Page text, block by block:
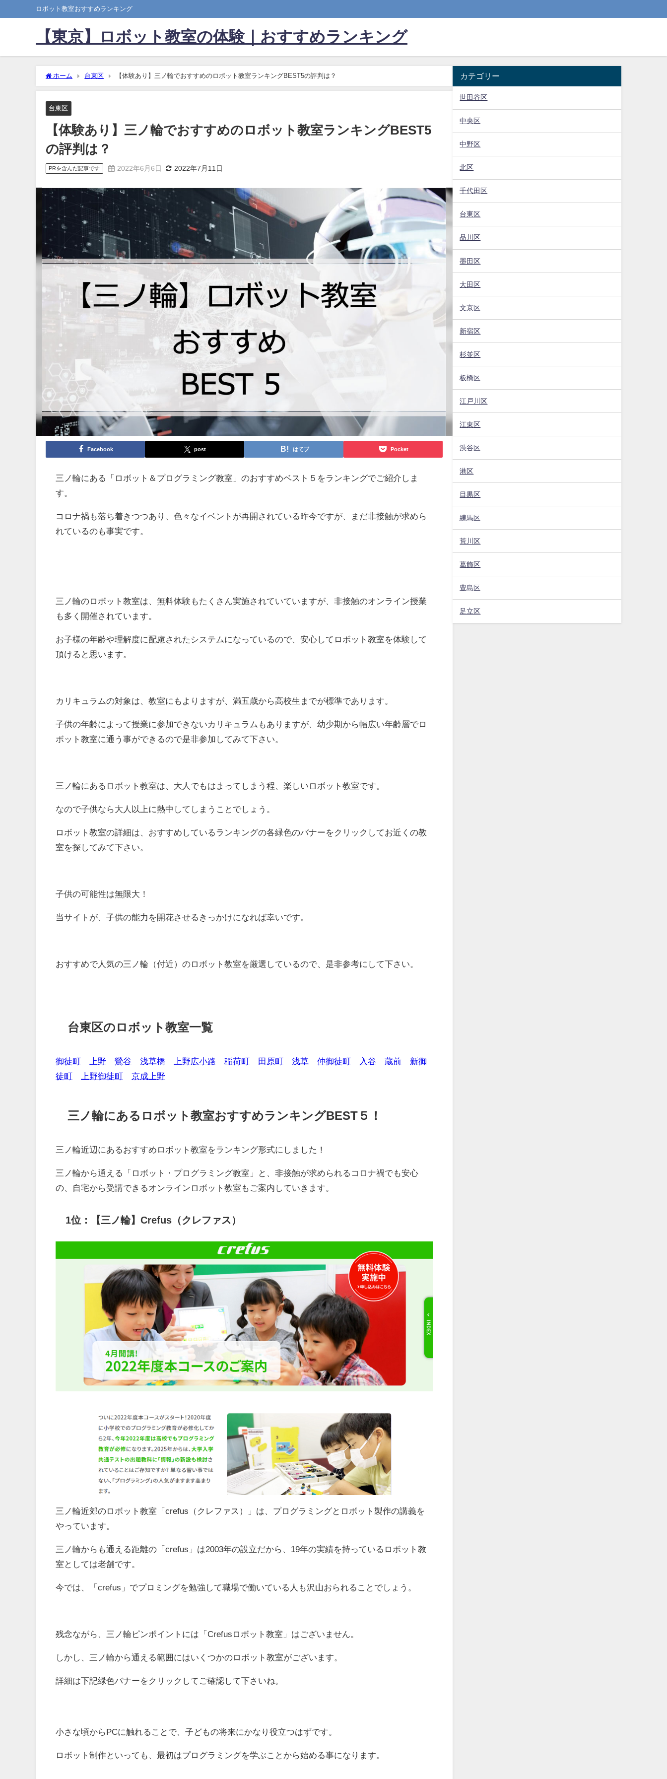
ロボット教室おすすめランキング
【東京】ロボット教室の体験｜おすすめランキング
ホーム 台東区 【体験あり】三ノ輪でおすすめのロボット教室ランキングBEST5の評判は？
台東区
【体験あり】三ノ輪でおすすめのロボット教室ランキングBEST5
の評判は？
PRを含んだ記事です 2022年6月6日 2022年7月11日
Facebook post はてブ Pocket
三ノ輪にある「ロボット＆プログラミング教室」のおすすめベスト５をランキングでご紹介しま
す。
コロナ禍も落ち着きつつあり、色々なイベントが再開されている昨今ですが、まだ非接触が求めら
れているのも事実です。
三ノ輪のロボット教室は、無料体験もたくさん実施されていていますが、非接触のオンライン授業
も多く開催されています。
お子様の年齢や理解度に配慮されたシステムになっているので、安心してロボット教室を体験して
頂けると思います。
カリキュラムの対象は、教室にもよりますが、満五歳から高校生までが標準であります。
子供の年齢によって授業に参加できないカリキュラムもありますが、幼少期から幅広い年齢層でロ
ボット教室に通う事ができるので是非参加してみて下さい。
三ノ輪にあるロボット教室は、大人でもはまってしまう程、楽しいロボット教室です。
なので子供なら大人以上に熱中してしまうことでしょう。
ロボット教室の詳細は、おすすめしているランキングの各緑色のバナーをクリックしてお近くの教
室を探してみて下さい。
子供の可能性は無限大！
当サイトが、子供の能力を開花させるきっかけになれば幸いです。
おすすめで人気の三ノ輪（付近）のロボット教室を厳選しているので、是非参考にして下さい。
台東区のロボット教室一覧
御徒町 上野 鶯谷 浅草橋 上野広小路 稲荷町 田原町 浅草 仲御徒町 入谷 蔵前
新御
徒町
上野御徒町 京成上野
三ノ輪にあるロボット教室おすすめランキングBEST５！
三ノ輪近辺にあるおすすめロボット教室をランキング形式にしました！
三ノ輪から通える「ロボット・プログラミング教室」と、非接触が求められるコロナ禍でも安心
の、自宅から受講できるオンラインロボット教室もご案内していきます。
1位：【三ノ輪】Crefus（クレファス）
三ノ輪近郊のロボット教室「crefus（クレファス）」は、プログラミングとロボット製作の講義を
やっています。
三ノ輪からも通える距離の「crefus」は2003年の設立だから、19年の実績を持っているロボット教
室としては老舗です。
今では、「crefus」でプロミングを勉強して職場で働いている人も沢山おられることでしょう。
残念ながら、三ノ輪ピンポイントには「Crefusロボット教室」はございません。
しかし、三ノ輪から通える範囲にはいくつかのロボット教室がございます。
詳細は下記緑色バナーをクリックしてご確認して下さいね。
小さな頃からPCに触れることで、子どもの将来にかなり役立つはずです。
ロボット制作といっても、最初はプログラミングを学ぶことから始める事になります。
カテゴリー
世田谷区
中央区
中野区
北区
千代田区
台東区
品川区
墨田区
大田区
文京区
新宿区
杉並区
板橋区
江戸川区
江東区
渋谷区
港区
目黒区
練馬区
荒川区
葛飾区
豊島区
足立区